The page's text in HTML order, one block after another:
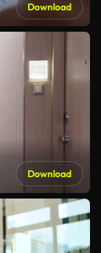
Download
Download